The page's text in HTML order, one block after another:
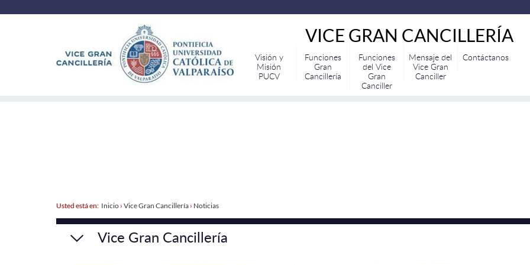
VICE GRAN CANCILLERÍA
Visión y
Misión
PUCV
Funciones
Gran
Cancillería
Funciones
del Vice
Gran
Canciller
Mensaje del
Vice Gran
Canciller
Contáctanos
Usted está en: Inicio› Vice Gran Cancillería› Noticias
Vice Gran Cancillería